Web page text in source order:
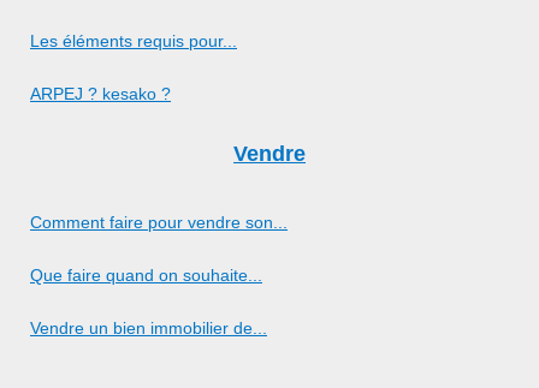
Les éléments requis pour...
ARPEJ ? kesako ?
Vendre
Comment faire pour vendre son...
Que faire quand on souhaite...
Vendre un bien immobilier de...